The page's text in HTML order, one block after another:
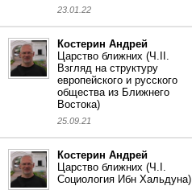
23.01.22
Костерин Андрей
Царство ближних (Ч.II.
Взгляд на структуру
европейского и русского
общества из Ближнего
Востока)
25.09.21
Костерин Андрей
Царство ближних (Ч.I.
Социология Ибн Хальдуна)